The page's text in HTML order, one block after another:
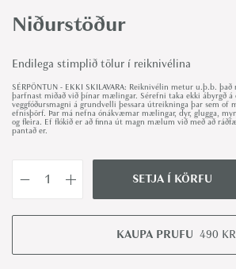
Niðurstöður
Endilega stimplið tölur í reiknivélina
SÉRPÖNTUN - EKKI SKILAVARA: Reiknivélin metur u.þ.b.
þarfnast miðað við þínar mælingar. Sérefni taka ekki ábyrgð
veggfóðursmagni á grundvelli þessara útreikninga þar sem
efnisþörf. Þar má nefna ónákvæmar mælingar, dyr, glugga,
og fleira. Ef flókið er að finna út magn mælum við með að
pantað er.
m
SETJA Í KÖRFU
KAUPA PRUFU 490